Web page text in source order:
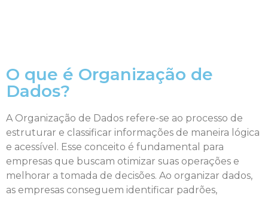
O que é Organização de
Dados?
A Organização de Dados refere-se ao processo de
estruturar e classificar informações de maneira lógica
e acessível. Esse conceito é fundamental para
empresas que buscam otimizar suas operações e
melhorar a tomada de decisões. Ao organizar dados,
as empresas conseguem identificar padrões,